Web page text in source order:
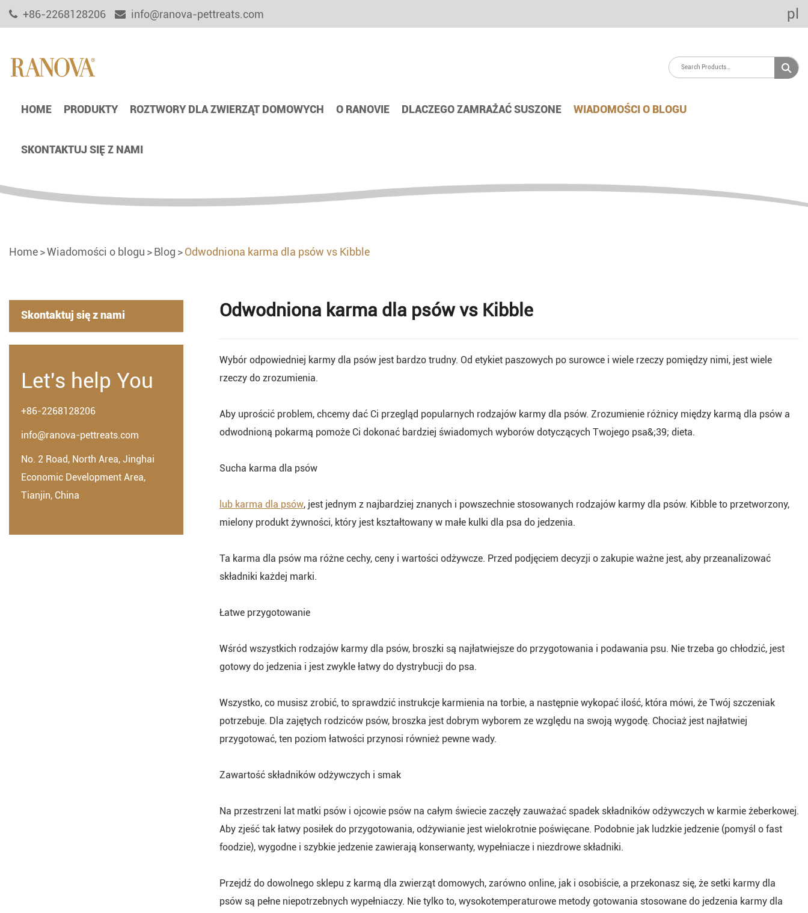
+86-2268128206 info@ranova-pettreats.com pl
HOME PRODUKTY ROZTWORY DLA ZWIERZĄT DOMOWYCH O RANOVIE DLACZEGO ZAMRAŻAĆ SUSZONE WIADOMOŚCI O BLOGU
SKONTAKTUJ SIĘ Z NAMI
Home Wiadomości o blogu Blog Odwodniona karma dla psów vs Kibble
Skontaktuj się z nami
Let's help You
+86-2268128206
info@ranova-pettreats.com
No. 2 Road, North Area, Jinghai
Economic Development Area,
Tianjin, China
Odwodniona karma dla psów vs Kibble
Wybór odpowiedniej karmy dla psów jest bardzo trudny. Od etykiet paszowych po surowce i wiele rzeczy pomiędzy nimi, jest wiele
rzeczy do zrozumienia.
Aby uprościć problem, chcemy dać Ci przegląd popularnych rodzajów karmy dla psów. Zrozumienie różnicy między karmą dla psów a
odwodnioną pokarmą pomoże Ci dokonać bardziej świadomych wyborów dotyczących Twojego psa&;39; dieta.
Sucha karma dla psów
lub karma dla psów, jest jednym z najbardziej znanych i powszechnie stosowanych rodzajów karmy dla psów. Kibble to przetworzony,
mielony produkt żywności, który jest kształtowany w małe kulki dla psa do jedzenia.
Ta karma dla psów ma różne cechy, ceny i wartości odżywcze. Przed podjęciem decyzji o zakupie ważne jest, aby przeanalizować
składniki każdej marki.
Łatwe przygotowanie
Wśród wszystkich rodzajów karmy dla psów, broszki są najłatwiejsze do przygotowania i podawania psu. Nie trzeba go chłodzić, jest
gotowy do jedzenia i jest zwykle łatwy do dystrybucji do psa.
Wszystko, co musisz zrobić, to sprawdzić instrukcje karmienia na torbie, a następnie wykopać ilość, która mówi, że Twój szczeniak
potrzebuje. Dla zajętych rodziców psów, broszka jest dobrym wyborem ze względu na swoją wygodę. Chociaż jest najłatwiej
przygotować, ten poziom łatwości przynosi również pewne wady.
Zawartość składników odżywczych i smak
Na przestrzeni lat matki psów i ojcowie psów na całym świecie zaczęły zauważać spadek składników odżywczych w karmie żeberkowej.
Aby zjeść tak łatwy posiłek do przygotowania, odżywianie jest wielokrotnie poświęcane. Podobnie jak ludzkie jedzenie (pomyśl o fast
foodzie), wygodne i szybkie jedzenie zawierają konserwanty, wypełniacze i niezdrowe składniki.
Przejdź do dowolnego sklepu z karmą dla zwierząt domowych, zarówno online, jak i osobiście, a przekonasz się, że setki karmy dla
psów są pełne niepotrzebnych wypełniaczy. Nie tylko to, wysokotemperaturowe metody gotowania stosowane do jedzenia karmy dla